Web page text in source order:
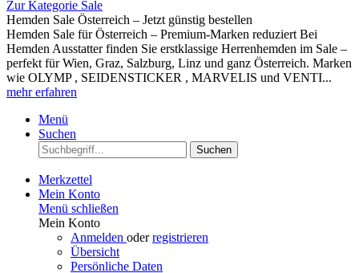
Zur Kategorie Sale
Hemden Sale Österreich – Jetzt günstig bestellen
Hemden Sale für Österreich – Premium-Marken reduziert Bei
Hemden Ausstatter finden Sie erstklassige Herrenhemden im Sale –
perfekt für Wien, Graz, Salzburg, Linz und ganz Österreich. Marken
wie OLYMP , SEIDENSTICKER , MARVELIS und VENTI...
mehr erfahren
Menü
Suchen
Suchen
Merkzettel
Mein Konto
Menü schließen
Mein Konto
Anmelden oderregistrieren
Übersicht
Persönliche Daten